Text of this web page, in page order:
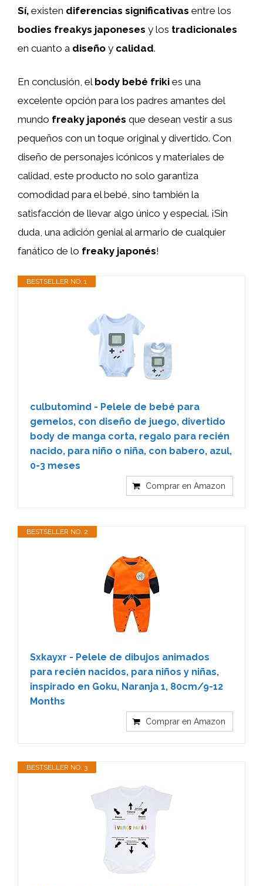
Sí, existen diferencias significativas entre los
bodies freakys japoneses y los tradicionales
en cuanto a diseño y calidad.
En conclusión, el body bebé friki es una
excelente opción para los padres amantes del
mundo freaky japonés que desean vestir a sus
pequeños con un toque original y divertido. Con
diseño de personajes icónicos y materiales de
calidad, este producto no solo garantiza
comodidad para el bebé, sino también la
satisfacción de llevar algo único y especial. ¡Sin
duda, una adición genial al armario de cualquier
fanático de lo freaky japonés!
BESTSELLER NO. 1
culbutomind - Pelele de bebé para
gemelos, con diseño de juego, divertido
body de manga corta, regalo para recién
nacido, para niño o niña, con babero, azul,
0-3 meses
Comprar en Amazon
BESTSELLER NO. 2
Sxkayxr - Pelele de dibujos animados
para recién nacidos, para niños y niñas,
inspirado en Goku, Naranja 1, 80cm/9-12
Months
Comprar en Amazon
BESTSELLER NO. 3